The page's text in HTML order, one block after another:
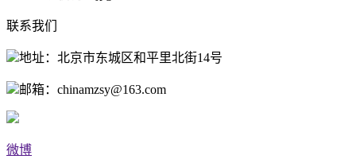
联系我们
地址：北京市东城区和平里北街14号
邮箱：chinamzsy@163.com
微博